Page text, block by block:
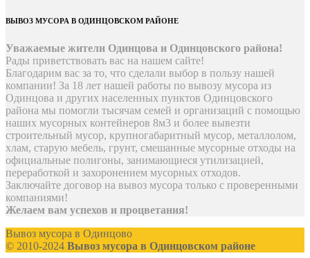
ВЫВОЗ МУСОРА В ОДИНЦОВСКОМ РАЙОНЕ
Уважаемые жители Одинцова и Одинцовского района!
Рады приветствовать вас на нашем сайте!
Благодарим вас за то, что сделали выбор в пользу нашей
компании! За 18 лет нашей работы по вывозу мусора из
Одинцова и других населенных пунктов Одинцовского
района мы помогли тысячам семей и организаций с помощью
наших мусорных контейнеров 8м3 и более вывезти
строительный мусор, крупногабаритный мусор, металлолом,
хлам, старую мебель, грунт, смешанные мусорные отходы на
официальные полигоны, занимающиеся утилизацией,
переработкой и захоронением мусорных отходов.
Заключайте договор на вывоз мусора только с проверенными
компаниями!
Желаем вам успехов и процветания!
Вывоз мусора в Одинцово
© 2010-2024 Вывоз мусора в Одинцовском районе